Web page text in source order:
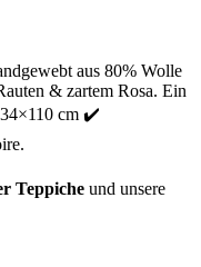
aus 80% Wolle
& zartem Rosa. Ein
cm ✔️
Teppiche und unsere